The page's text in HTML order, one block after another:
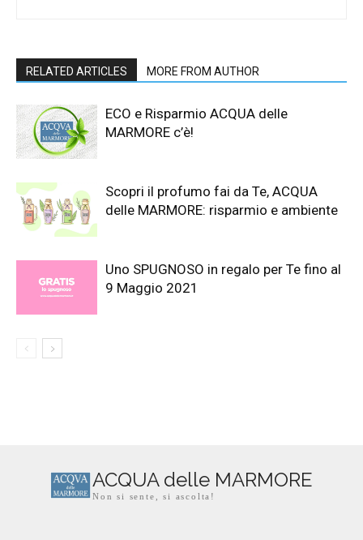
RELATED ARTICLES MORE FROM AUTHOR
ECO e Risparmio ACQUA delle
MARMORE c’è!
Scopri il profumo fai da Te, ACQUA
delle MARMORE: risparmio e ambiente
Uno SPUGNOSO in regalo per Te fino al
9 Maggio 2021
ACQUA delle MARMORE
Non si sente, si ascolta!